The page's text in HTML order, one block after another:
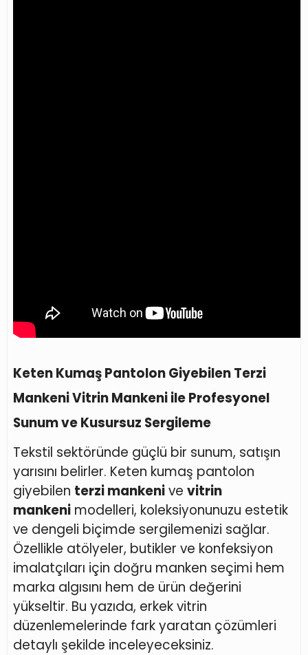
Keten Kumaş Pantolon Giyebilen Terzi
Mankeni Vitrin Mankeni ile Profesyonel
Sunum ve Kusursuz Sergileme
Tekstil sektöründe güçlü bir sunum, satışın
yarısını belirler. Keten kumaş pantolon
giyebilen terzi mankenive vitrin
mankeni modelleri, koleksiyonunuzu estetik
ve dengeli biçimde sergilemenizi sağlar.
Özellikle atölyeler, butikler ve konfeksiyon
imalatçıları için doğru manken seçimi hem
marka algısını hem de ürün değerini
yükseltir. Bu yazıda, erkek vitrin
düzenlemelerinde fark yaratan çözümleri
detaylı şekilde inceleyeceksiniz.